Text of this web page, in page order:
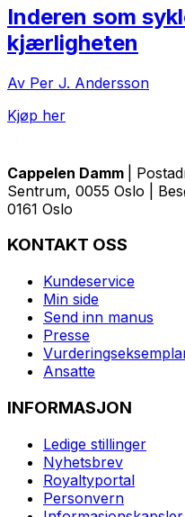
Inderen som
kjærligheten
Av Per J. Andersson
Kjøp her
Cappelen Damm
|
Sentrum, 0055 Oslo |
0161 Oslo
KONTAKT OSS
Kundeservice
Min side
Send inn manus
Presse
Ansatte
INFORMASJON
Ledige stillinger
Nyhetsbrev
Royaltyportal
Personvern